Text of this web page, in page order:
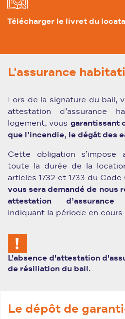
Télécharger le livret du
L'assurance
Lors de la signature du bail,
attestation d’assurance
logement, vous garantissant
que l’incendie, le dégât des
Cette obligation s’impose
toute la durée de la
articles 1732 et 1733 du Code
vous sera demandé de nous
attestation
indiquant la période en cours.
L'absence d'attestation
de résiliation du bail.
Le dépôt de